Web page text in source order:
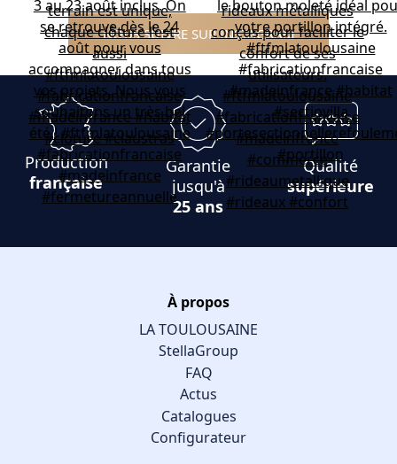
NOUS SUIVRE SUR INSTAGRAM
Production
française
Garantie
jusqu'à
25 ans
Qualité
supérieure
À propos
LA TOULOUSAINE
StellaGroup
FAQ
Actus
Catalogues
Configurateur